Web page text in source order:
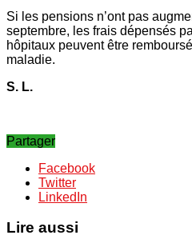
Si les pensions n’ont pas
septembre, les frais dépensés
hôpitaux peuvent être
maladie.
S. L.
Partager
Facebook
Twitter
LinkedIn
Lire aussi